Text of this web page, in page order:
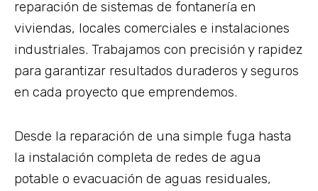
reparación de sistemas de fontanería en
viviendas, locales comerciales e instalaciones
industriales. Trabajamos con precisión y rapidez
para garantizar resultados duraderos y seguros
en cada proyecto que emprendemos.
Desde la reparación de una simple fuga hasta
la instalación completa de redes de agua
potable o evacuación de aguas residuales,